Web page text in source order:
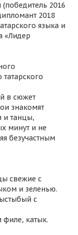
2016
2018
языка и
«Лидер
в сюжет
знакомят
и танцы,
минут и не
безучастным
свежие с
и зеленью.
с
катык.